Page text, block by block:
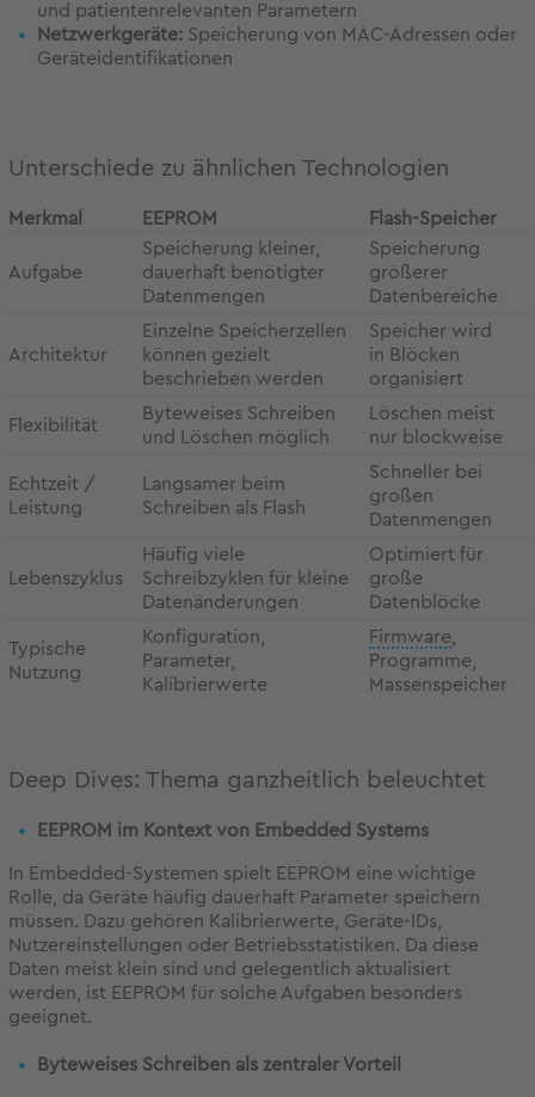
und patientenrelevanten Parametern
Netzwerkgeräte: Speicherung von MAC-Adressen oder
Geräteidentifikationen
Unterschiede zu ähnlichen Technologien
Merkmal EEPROM Flash-Speicher
Aufgabe
Speicherung kleiner,
dauerhaft benötigter
Datenmengen
Speicherung
größerer
Datenbereiche
Architektur
Einzelne Speicherzellen
können gezielt
beschrieben werden
Speicher wird
in Blöcken
organisiert
Flexibilität
Byteweises Schreiben
und Löschen möglich
Löschen meist
nur blockweise
Echtzeit /
Leistung
Langsamer beim
Schreiben als Flash
Schneller bei
großen
Datenmengen
Lebenszyklus
Häufig viele
Schreibzyklen für kleine
Datenänderungen
Optimiert für
große
Datenblöcke
Typische
Nutzung
Konfiguration,
Parameter,
Kalibrierwerte
Firmware
Programme,
Massenspeicher
Deep Dives: Thema ganzheitlich beleuchtet
EEPROM im Kontext von Embedded Systems
In Embedded-Systemen spielt EEPROM eine wichtige
Rolle, da Geräte häufig dauerhaft Parameter speichern
müssen. Dazu gehören Kalibrierwerte, Geräte-IDs,
Nutzereinstellungen oder Betriebsstatistiken. Da diese
Daten meist klein sind und gelegentlich aktualisiert
werden, ist EEPROM für solche Aufgaben besonders
geeignet.
Byteweises Schreiben als zentraler Vorteil